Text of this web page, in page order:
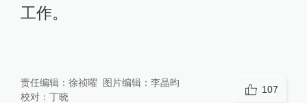
工作。
责任编辑： 徐祯曜 图片编辑： 李晶昀
校对： 丁晓
107